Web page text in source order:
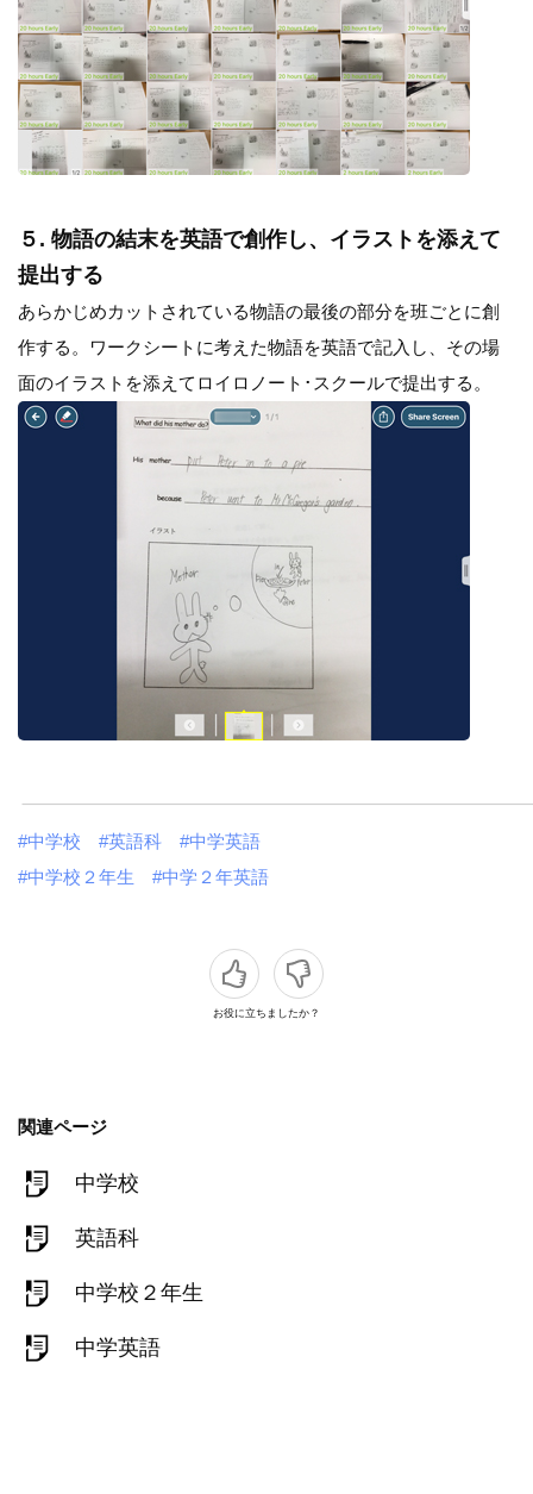
５. 物語の結末を英語で創作し、イラストを添えて
提出する
あらかじめカットされている物語の最後の部分を班ごとに創
作する。ワークシートに考えた物語を英語で記入し、その場
面のイラストを添えてロイロノート･スクールで提出する。
#中学校 #英語科
#中学英語
#中学校２年生
#中学２年英語
お役に立ちましたか？
関連ページ
中学校
英語科
中学校２年生
中学英語